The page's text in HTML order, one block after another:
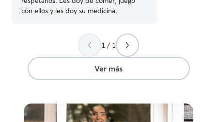
con ellos y les doy su medicina.
1 / 1
Ver más